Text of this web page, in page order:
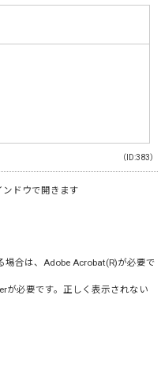
（ID:383）
ドウで開きます
場合は、Adobe Acrobat(R)が必要で
が必要です。正しく表示されない